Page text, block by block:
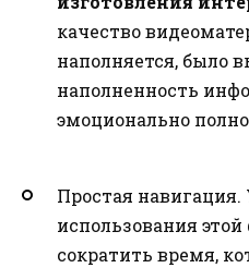
качество
наполняется, было
наполненность
эмоционально
Простая навигация.
использования
сократить время,